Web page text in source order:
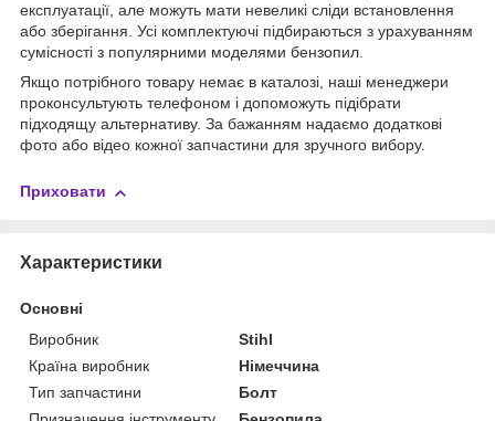
експлуатації, але можуть мати невеликі сліди встановлення
або зберігання. Усі комплектуючі підбираються з урахуванням
сумісності з популярними моделями бензопил.
Якщо потрібного товару немає в каталозі, наші менеджери
проконсультують телефоном і допоможуть підібрати
підходящу альтернативу. За бажанням надаємо додаткові
фото або відео кожної запчастини для зручного вибору.
Приховати
Характеристики
Основні
Виробник
Stihl
Країна виробник
Німеччина
Тип запчастини
Болт